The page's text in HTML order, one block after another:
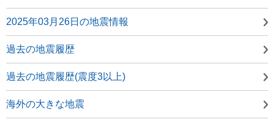
2025年03月26日の地震情報
過去の地震履歴
過去の地震履歴(震度3以上)
海外の大きな地震